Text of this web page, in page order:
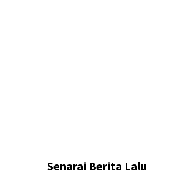
Senarai Berita Lalu